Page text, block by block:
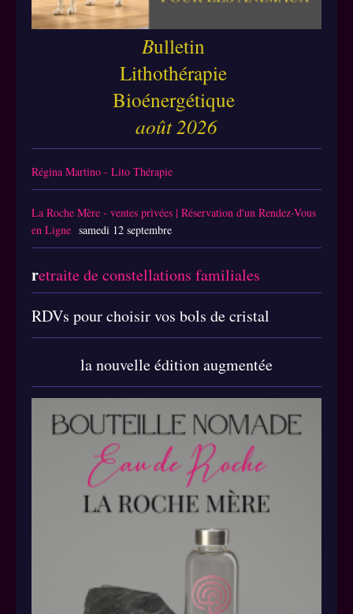
Bulletin
Lithothérapie
Bioénergétique
août 2026
Régina Martino - Lito Thérapie
La Roche Mère - ventes privées | Réservation d'un Rendez-Vous
en Ligne samedi 12 septembre
retraite de constellations familiales
RDVs pour choisir vos bols de cristal
la nouvelle édition augmentée